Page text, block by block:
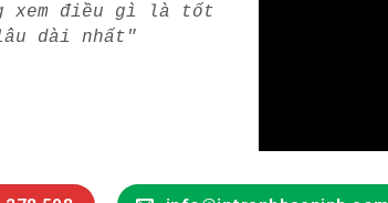
xem điều gì là tốt
dài nhất"